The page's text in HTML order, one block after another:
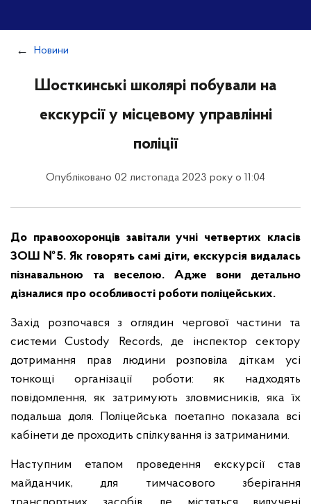
Новини
Шосткинські школярі побували на
екскурсії у місцевому управлінні
поліції
Опубліковано 02 листопада 2023 року о 11:04
До правоохоронців завітали учні четвертих класів
ЗОШ №5. Як говорять самі діти, екскурсія видалась
пізнавальною та веселою. Адже вони детально
дізналися про особливості роботи поліцейських.
Захід розпочався з оглядин чергової частини та
системи Custody Records, де інспектор сектору
дотримання прав людини розповіла діткам усі
тонкощі організації роботи: як надходять
повідомлення, як затримують зловмисників, яка їх
подальша доля. Поліцейська поетапно показала всі
кабінети де проходить спілкування із затриманими.
Наступним етапом проведення екскурсії став
майданчик, для тимчасового зберігання